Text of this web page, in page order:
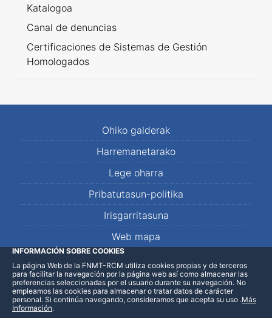
Katalogoa
Canal de denuncias
Certificaciones de Sistemas de Gestión
Homologados
Ohiko galderak
Harremanetarako
Lege oharra
Pribatutasun-politika
Irisgarritasuna
Web mapa
LinkedInFacebookWhatsApp
INFORMACIÓN SOBRE COOKIES
La página Web de la FNMT-RCM utiliza cookies propias y de terceros
para facilitar la navegación por la página web así como almacenar las
preferencias seleccionadas por el usuario durante su navegación. No
empleamos las cookies para almacenar o tratar datos de carácter
personal. Si continúa navegando, consideramos que acepta su uso .Más
Información.